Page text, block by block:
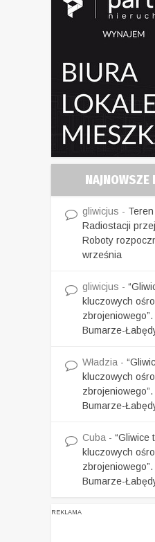
NAJNOWSZE
gliwicjus -
Radiostacji
Roboty
września
gliwicjus -
kluczowych
Bumarze-
Władzia -
kluczowych
Bumarze-
Cuba - “Gliwice
kluczowych
Bumarze-
REKLAMA